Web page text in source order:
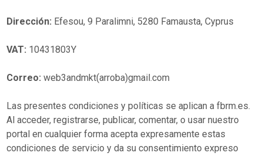
Dirección: Efesou, 9 Paralimni, 5280 Famausta, Cyprus
VAT: 10431803Y
Correo: web3andmkt(arroba)gmail.com
Las presentes condiciones y políticas se aplican a fbrm.es.
Al acceder, registrarse, publicar, comentar, o usar nuestro
portal en cualquier forma acepta expresamente estas
condiciones de servicio y da su consentimiento expreso